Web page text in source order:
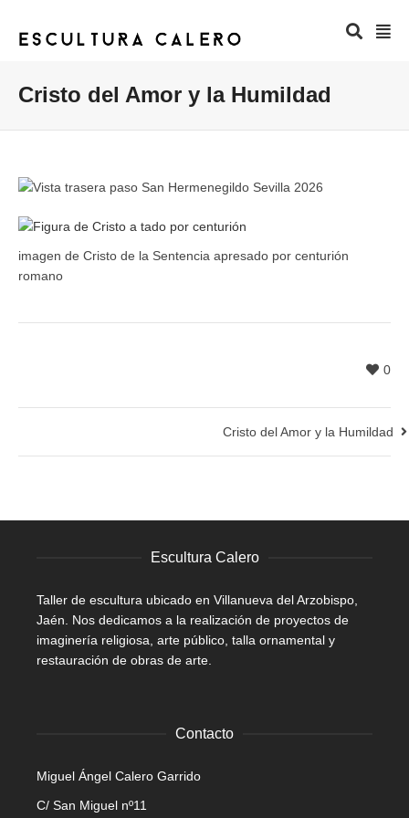
Cristo del Amor y la Humildad
imagen de Cristo de la Sentencia apresado por centurión
romano
0
Cristo del Amor y la Humildad
Escultura Calero
Taller de escultura ubicado en Villanueva del Arzobispo,
Jaén. Nos dedicamos a la realización de proyectos de
imaginería religiosa, arte público, talla ornamental y
restauración de obras de arte.
Contacto
Miguel Ángel Calero Garrido
C/ San Miguel nº11